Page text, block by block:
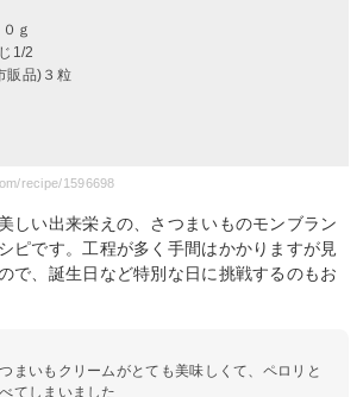
ｇ
1/2
販品)３粒
recipe/1596698
しい出来栄えの、さつまいものモンブラン
ピです。工程が多く手間はかかりますが見
で、誕生日など特別な日に挑戦するのもお
まいもクリームがとても美味しくて、ペロリと
てしまいました